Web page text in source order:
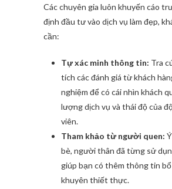
Các chuyên gia luôn khuyến cáo
định đầu tư vào dịch vụ làm đẹp,
cần:
Tự xác minh thông tin: Tra
tích các đánh giá từ khách
nghiệm để có cái nhìn khách
lượng dịch vụ và thái độ của
viên.
Tham khảo từ người quen:
bè, người thân đã từng sử
giúp bạn có thêm thông tin
khuyên thiết thực.